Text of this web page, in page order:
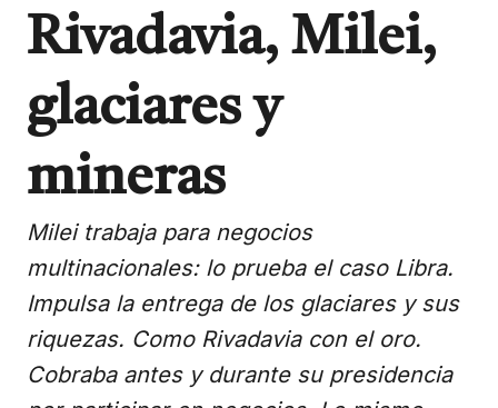
Rivadavia, Milei,
glaciares y
mineras
Milei trabaja para negocios
multinacionales: lo prueba el caso Libra.
Impulsa la entrega de los glaciares y sus
riquezas. Como Rivadavia con el oro.
Cobraba antes y durante su presidencia